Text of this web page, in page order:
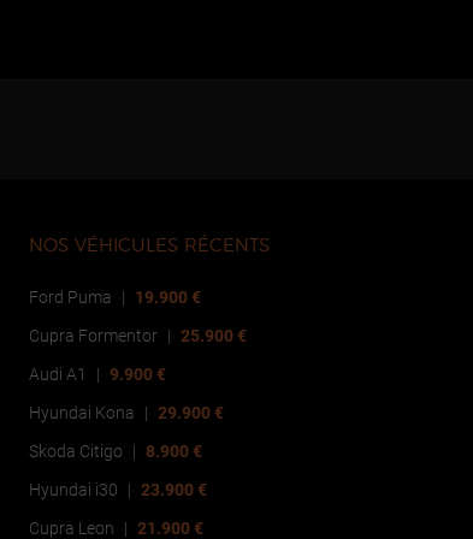
NOS VÉHICULES RÉCENTS
Ford Puma |
19.900 €
Cupra Formentor | 25.900 €
Audi A1
| 9.900 €
Hyundai Kona
| 29.900 €
Skoda Citigo
|
8.900 €
Hyundai i30
| 23.900 €
Cupra Leon
| 21.900 €